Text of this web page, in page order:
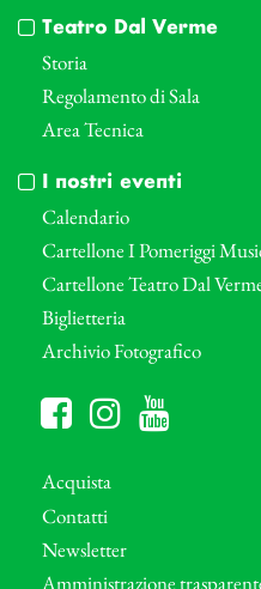
Teatro Dal Verme
Storia
Regolamento di Sala
Area Tecnica
I nostri eventi
Calendario
Cartellone I Pomeriggi
Cartellone Teatro Dal
Biglietteria
Archivio Fotografico
Acquista
Contatti
Newsletter
Amministrazione